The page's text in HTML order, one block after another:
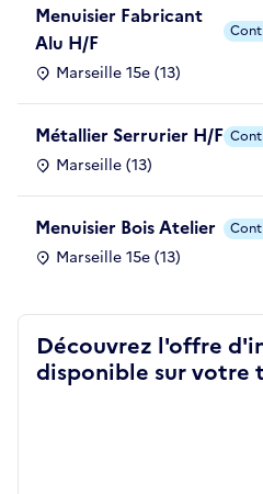
Menuisier Fabricant
Alu H/F
Marseille 15e (13)
Métallier Serrurier H/F
Marseille (13)
Menuisier Bois Atelier
Marseille 15e (13)
Découvrez l'offre
disponible sur votre